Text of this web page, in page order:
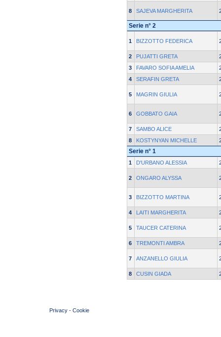
8 SAJEVA MARGHERITA
Serie n° 2
1 BIZZOTTO FEDERICA
2 PUJATTI GRETA
3
FAVARO SOFIA AMELIA
4
SERAFIN GRETA
5 MAGRIN GIULIA
6 GOBBATO GAIA
7 SAMBO ALICE
8
KOSTYNYAN MICHELLE
Serie n° 1
1 D'URBANO ALESSIA
2 ONGARO ALYSSA
3 BIZZOTTO MARTINA
4 LAITI MARGHERITA
5 TAUCER CATERINA
6 TREMONTI AMBRA
7 ANZANELLO GIULIA
8 CUSIN GIADA
Privacy - Cookie